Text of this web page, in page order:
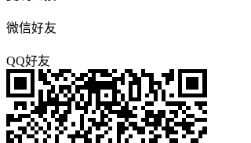
微信好友
QQ好友